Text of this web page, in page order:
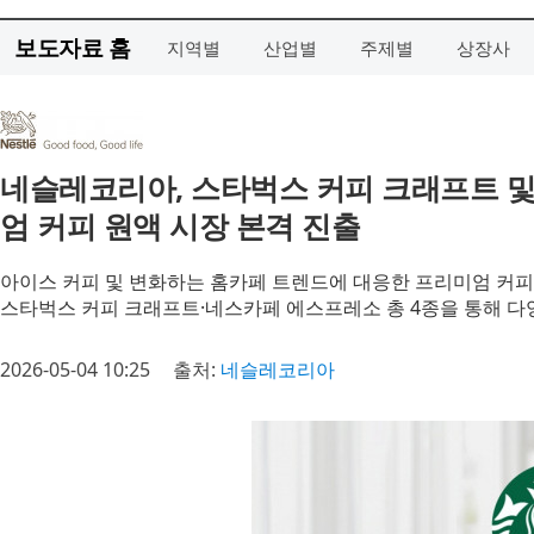
보도자료 홈 지역별 산업별 주제별 상장사
네슬레코리아, 스타벅스 커피 크래프트
엄 커피 원액 시장 본격 진출
아이스 커피 및 변화하는 홈카페 트렌드에 대응한 프리미엄 커
스타벅스 커피 크래프트·네스카페 에스프레소 총 4종을 통해
2026-05-04 10:25 출처: 네슬레코리아